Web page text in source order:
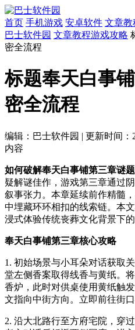
首页 手机游戏 安卓软件 文章教
巴士软件园 文章教程游戏攻略
密全流程
标题奉天白事
密全流程
编辑：巴士软件园 | 更新时间：
内容
如何破解奉天白事铺第三章谜题
疑解谜佳作，游戏第三章通过
叙事张力。本章延续前作精髓
中埋藏环环相扣的线索链。本
浸式体验传统丧葬文化背景下的
奉天白事铺第三章核心攻略
1. 初始场景与小耳朵对话获取
堂左侧香案取得线香与黄纸。
香炉，此时对供桌使用黄纸触
文指向中街方向。立即前往街
2. 沿大北路行至方府宅院，穿